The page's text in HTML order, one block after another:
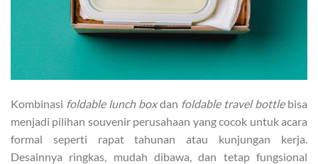
Kombinasi foldable lunch boxdan foldable travel bottlebisa
menjadi pilihan souvenir perusahaan yang cocok untuk acara
formal seperti rapat tahunan atau kunjungan kerja.
Desainnya ringkas, mudah dibawa, dan tetap fungsional